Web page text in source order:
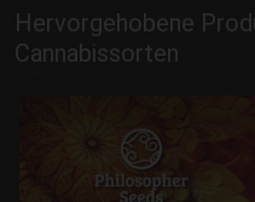
Hervorgehobene
Cannabissorten